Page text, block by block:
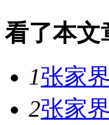
看了本文
1张家
2张家